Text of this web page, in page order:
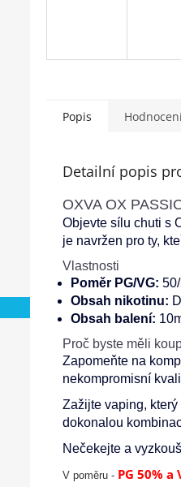
Popis
Detailní popis
OXVA OX
Objevte sílu chuti s
je navržen pro ty,
Vlastnosti
Poměr PG/VG:
Obsah nikotinu:
Obsah balení:
Proč byste měli
Zapomeňte na
nekompromisní
Zažijte vaping,
dokonalou
Nečekejte a
V poměru - PG 50% a